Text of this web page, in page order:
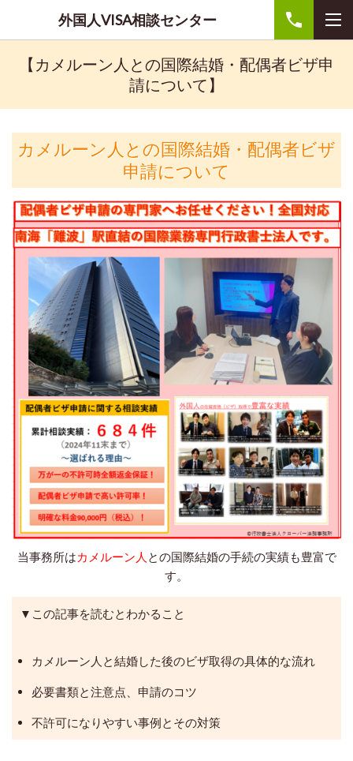
外国人VISA相談センター
【カメルーン人との国際結婚・配偶者ビザ申
請について】
カメルーン人との国際結婚・配偶者ビザ
申請について
当事務所はカメルーン人 との国際結婚の手続の実績も豊富で
す。
▼この記事を読むとわかること
カメルーン人と結婚した後のビザ取得の具体的な流れ
必要書類と注意点、申請のコツ
不許可になりやすい事例とその対策